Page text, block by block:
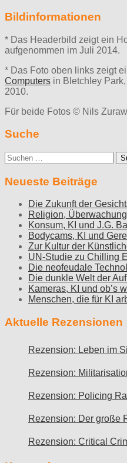
Bildinformationen
* Das Headerbild zeigt ein
aufgenommen im Juli 2014.
* Das Foto oben links zeigt
Computers in Bletchley
2010.
Für beide Fotos © Nils
Suche
Suche
nach:
Neueste Beiträge
Die Zukunft der
Religion,
Konsum, KI und J.G.
Bodycams, KI und
Zur Kultur der
UN-Studie zu Chilling
Die neofeudale
Die dunkle Welt der
Kameras, KI und ob’s
Menschen, die für KI
Aktuelle Rezensionen
Rezension: Leben im
Rezension:
Rezension: Policing
Rezension: Der große
Rezension: Critical